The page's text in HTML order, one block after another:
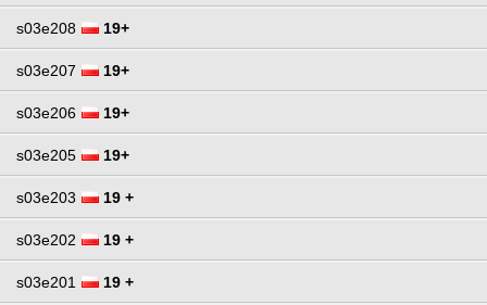
s03e208 19+
s03e207 19+
s03e206 19+
s03e205 19+
s03e203 19 +
s03e202 19 +
s03e201 19 +